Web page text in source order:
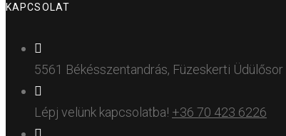
KAPCSOLAT
5561 Békésszentandrás, Füzeskerti Üdülősor
Lépj velünk kapcsolatba! +36 70 423 6226